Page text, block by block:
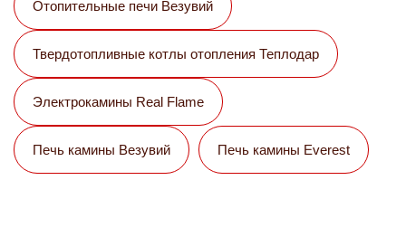
Отопительные печи Везувий
Твердотопливные котлы отопления Теплодар
Электрокамины Real Flame
Печь камины Везувий Печь камины Everest